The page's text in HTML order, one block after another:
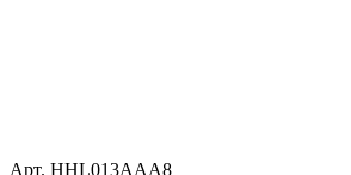
Арт. HHL013AAA8